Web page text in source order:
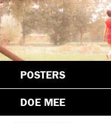
POSTERS
DOE MEE